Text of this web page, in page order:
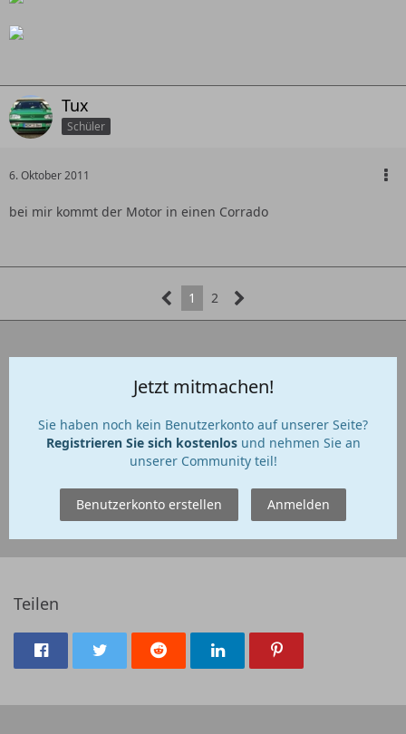
Tux
Schüler
6. Oktober 2011
bei mir kommt der Motor in einen Corrado
1 2
Jetzt mitmachen!
Sie haben noch kein Benutzerkonto auf unserer Seite?
Registrieren Sie sich kostenlosund nehmen Sie an
unserer Community teil!
Benutzerkonto erstellen Anmelden
Teilen